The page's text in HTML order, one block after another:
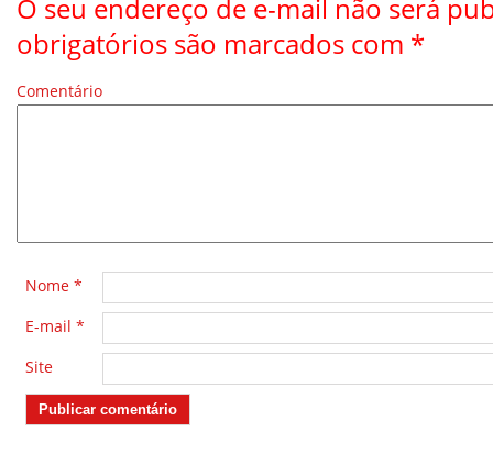
O seu endereço de e-mail não será
obrigatórios são marcados com *
Comentário
Nome *
E-mail *
Site